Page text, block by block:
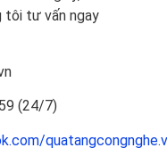
tôi tư vấn ngay
(24/7)